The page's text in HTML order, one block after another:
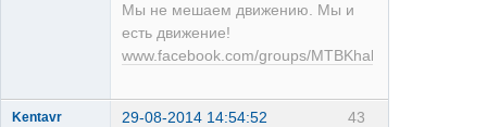
Мы не мешаем движению. Мы и
есть движение!
www.facebook.com/groups/MTBKhabarovsk
43
Kentavr 29-08-2014 14:54:52